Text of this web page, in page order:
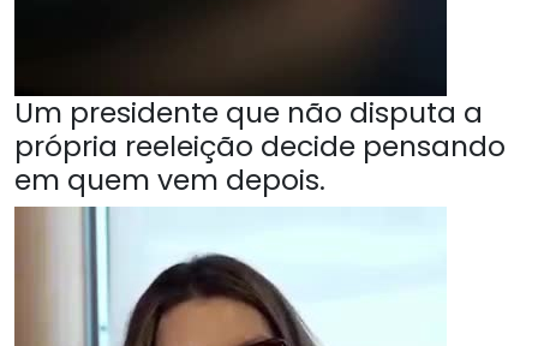
Um presidente que não disputa a
própria reeleição decide pensando
em quem vem depois.